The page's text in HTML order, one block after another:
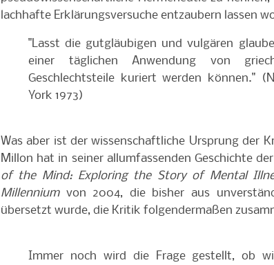
lachhafte Erklärungsversuche entzaubern lassen
"Lasst die gutgläubigen und vulgären
einer täglichen Anwendung von
Geschlechtsteile kuriert werden können."
York 1973)
Was aber ist der wissenschaftliche Ursprung der
Millon hat in seiner allumfassenden Geschichte
of the Mind: Exploring the Story of Mental
Millenniumvon 2004, die bisher aus
übersetzt wurde, die Kritik folgendermaßen
Immer noch wird die Frage gestellt, ob